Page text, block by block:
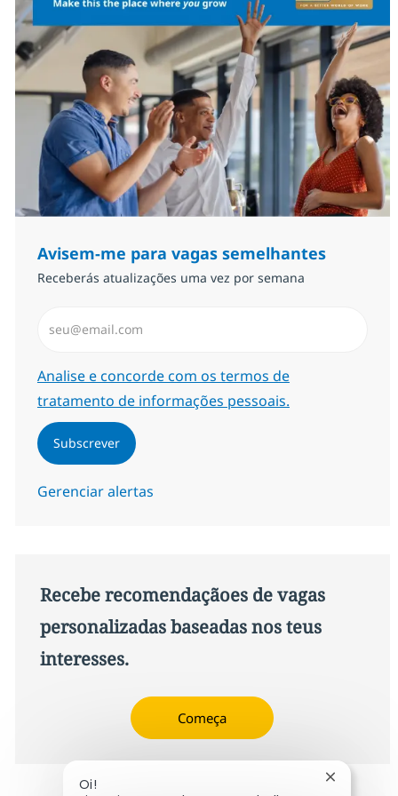
Avisem-me para vagas semelhantes
Receberás atualizações uma vez por semana
Required
Analise e concorde com os termos de
tratamento de informações pessoais.
Subscrever
Gerenciar alertas
Recebe recomendaçãoes de vagas
personalizadas baseadas nos teus
interesses.
Começa
Oi!
Fechar